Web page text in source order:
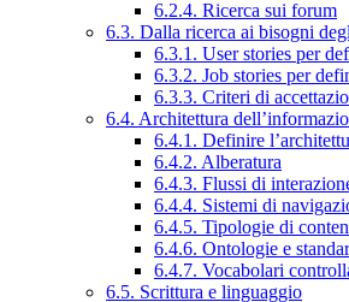
6.2.4. Ricerca sui forum
6.3. Dalla ricerca ai bisogni
6.3.1. User stories per
6.3.2. Job stories per
6.3.3. Criteri di
6.4. Architettura
6.4.1. Definire
6.4.2. Alberatura
6.4.3. Flussi di
6.4.4. Sistemi di
6.4.5. Tipologie di
6.4.6. Ontologie e
6.4.7. Vocabolari
6.5. Scrittura e linguaggio